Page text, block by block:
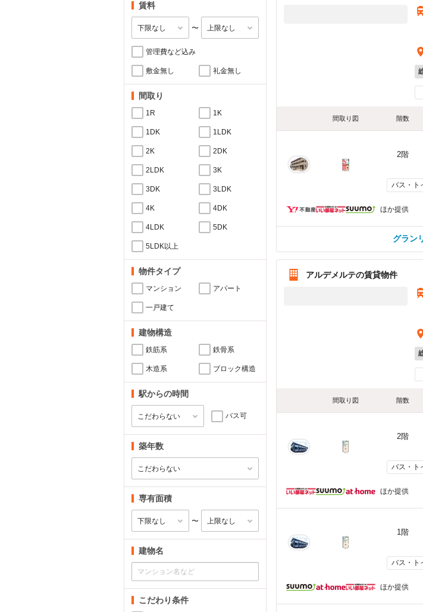
賃料
〜
管理費など込み
敷金無し 礼金無し
間取り
1R 1K
1DK 1LDK
2K 2DK
2LDK 3K
3DK 3LDK
4K 4DK
4LDK 5DK
5LDK以上
物件タイプ
マンション アパート
一戸建て
建物構造
鉄筋系 鉄骨系
木造系 ブロック構造
駅からの時間
バス可
築年数
専有面積
〜
建物名
こだわり条件
間取り図 階数
2階
バス・ト
ほか提供
グラン
アルデメルテの賃貸物件
間取り図 階数
2階
バス・ト
ほか提供
1階
バス・ト
ほか提供